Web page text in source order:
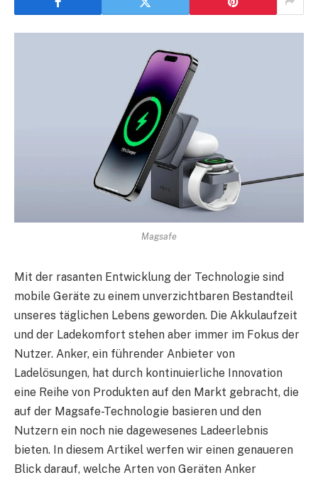
Magsafe
Mit der rasanten Entwicklung der Technologie sind
mobile Geräte zu einem unverzichtbaren Bestandteil
unseres täglichen Lebens geworden. Die Akkulaufzeit
und der Ladekomfort stehen aber immer im Fokus der
Nutzer. Anker, ein führender Anbieter von
Ladelösungen, hat durch kontinuierliche Innovation
eine Reihe von Produkten auf den Markt gebracht, die
auf der Magsafe-Technologie basieren und den
Nutzern ein noch nie dagewesenes Ladeerlebnis
bieten. In diesem Artikel werfen wir einen genaueren
Blick darauf, welche Arten von Geräten Anker